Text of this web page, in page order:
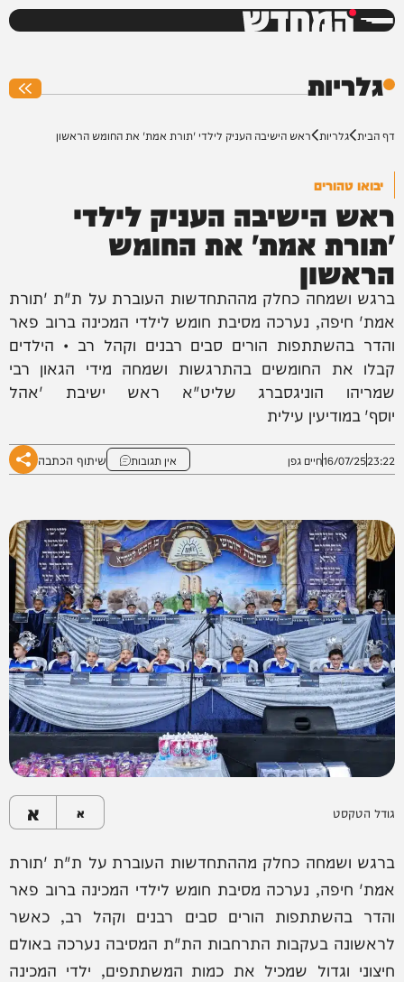
המחדש
גלריות
דף הבית גלריות ראש הישיבה העניק לילדי 'תורת אמת' את החומש הראשון
יבואו טהורים
ראש הישיבה העניק לילדי
'תורת אמת' את החומש
הראשון
ברגש ושמחה כחלק מההתחדשות העוברת על ת"ת 'תורת
אמת' חיפה, נערכה מסיבת חומש לילדי המכינה ברוב פאר
והדר בהשתתפות הורים סבים רבנים וקהל רב • הילדים
קבלו את החומשים בהתרגשות ושמחה מידי הגאון רבי
שמריהו הוניגסברג שליט"א ראש ישיבת 'אהל
יוסף' במודיעין עילית
23:22
16/07/25חיים גפן אין תגובות שיתוף הכתבה
גודל הטקסט א א
ברגש ושמחה כחלק מההתחדשות העוברת על ת"ת 'תורת
אמת' חיפה, נערכה מסיבת חומש לילדי המכינה ברוב פאר
והדר בהשתתפות הורים סבים רבנים וקהל רב, כאשר
לראשונה בעקבות התרחבות הת"ת המסיבה נערכה באולם
חיצוני וגדול שמכיל את כמות המשתתפים, ילדי המכינה